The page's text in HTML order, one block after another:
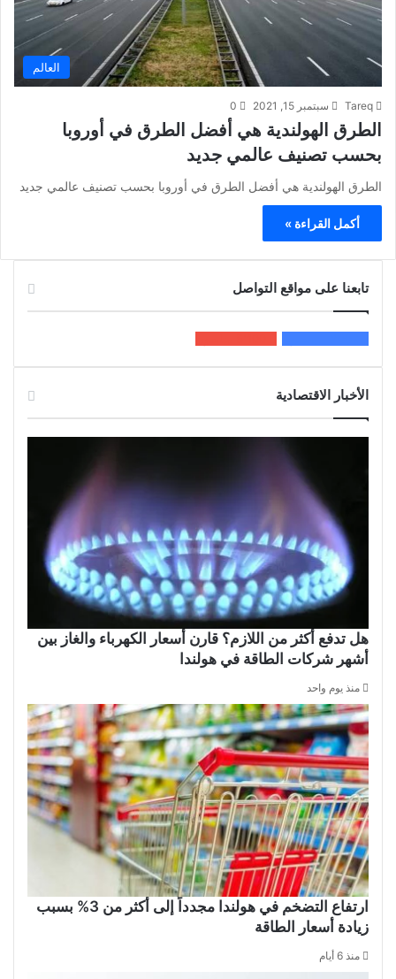
العالم
Tareq سبتمبر 15, 2021 0
الطرق الهولندية هي أفضل الطرق في أوروبا
بحسب تصنيف عالمي جديد
الطرق الهولندية هي أفضل الطرق في أوروبا بحسب تصنيف عالمي جديد
أكمل القراءة »
تابعنا على مواقع التواصل
الأخبار الاقتصادية
هل تدفع أكثر من اللازم؟ قارن أسعار الكهرباء والغاز بين
أشهر شركات الطاقة في هولندا
منذ يوم واحد
ارتفاع التضخم في هولندا مجدداً إلى أكثر من 3% بسبب
زيادة أسعار الطاقة
منذ 6 أيام